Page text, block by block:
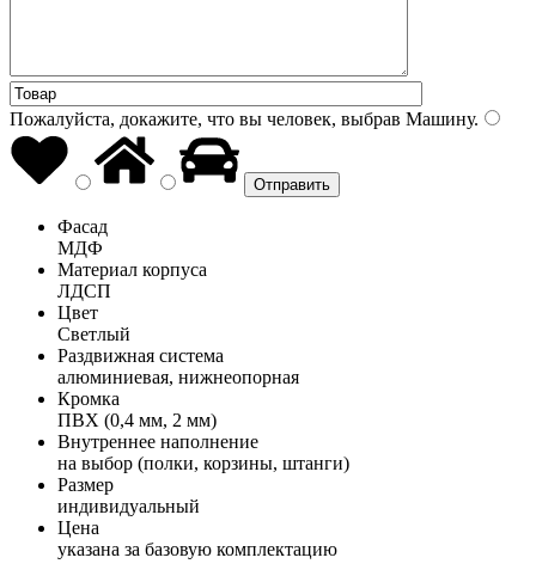
Пожалуйста, докажите, что вы человек, выбрав Машину.
Фасад
МДФ
Материал корпуса
ЛДСП
Цвет
Светлый
Раздвижная система
алюминиевая, нижнеопорная
Кромка
ПВХ (0,4 мм, 2 мм)
Внутреннее наполнение
на выбор (полки, корзины, штанги)
Размер
индивидуальный
Цена
указана за базовую комплектацию